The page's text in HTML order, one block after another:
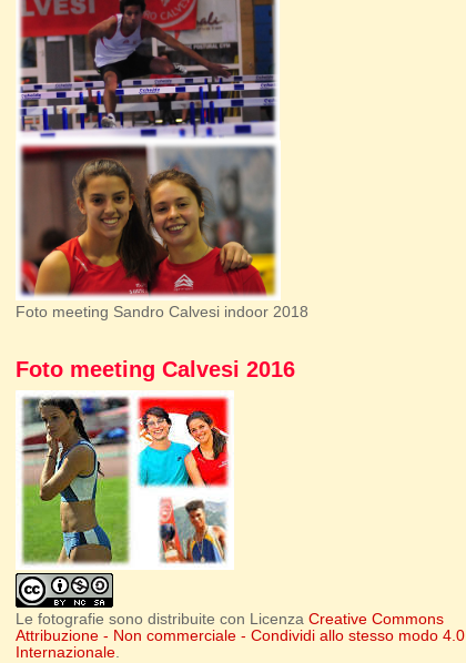
Foto meeting Sandro Calvesi indoor 2018
Foto meeting Calvesi 2016
Le fotografie sono distribuite con LicenzaCreative Commons
Attribuzione - Non commerciale - Condividi allo stesso modo 4.0
Internazionale.